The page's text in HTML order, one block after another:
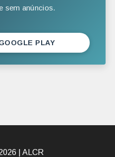
sem anúncios.
PLAY
| ALCR